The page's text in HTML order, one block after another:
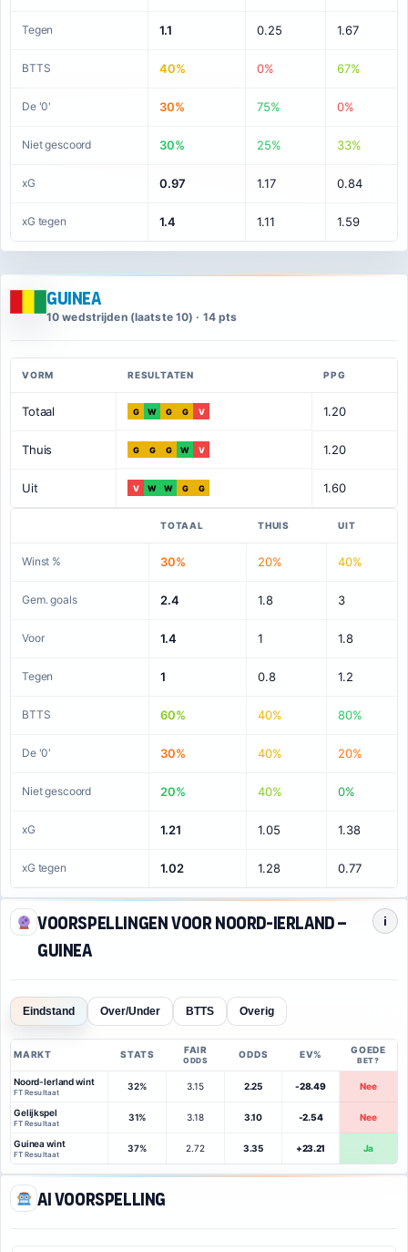
Tegen 1.1 0.25 1.67
BTTS 40% 0% 67%
De '0' 30% 75% 0%
Niet gescoord 30% 25% 33%
xG 0.97 1.17 0.84
xG tegen 1.4 1.11 1.59
Guinea
10 wedstrijden (laatste 10) · 14 pts
VORM RESULTATEN PPG
Totaal G W G G V 1.20
Thuis G G G W V 1.20
Uit V W W G G 1.60
TOTAAL THUIS UIT
Winst % 30% 20% 40%
Gem. goals 2.4 1.8 3
Voor 1.4 1 1.8
Tegen 1 0.8 1.2
BTTS 60% 40% 80%
De '0' 30% 40% 20%
Niet gescoord 20% 40% 0%
xG 1.21 1.05 1.38
xG tegen 1.02 1.28 0.77
Voorspellingen voor Noord-Ierland –
Guinea
i
Eindstand Over/Under BTTS Overig
MARKT STATS FAIR
ODDS
ODDS EV% GOEDE
BET?
Noord-Ierland wint
FT Resultaat
32% 3.15 2.25 -28.49 Nee
Gelijkspel
FT Resultaat
31% 3.18 3.10 -2.54 Nee
Guinea wint
FT Resultaat
37% 2.72 3.35 +23.21 Ja
AI voorspelling